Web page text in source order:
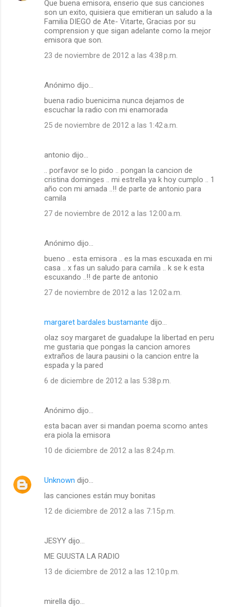
Que buena emisora, enserio que sus canciones
son un exito, quisiera que emitieran un saludo a la
Familia DIEGO de Ate- Vitarte, Gracias por su
comprension y que sigan adelante como la mejor
emisora que son.
23 de noviembre de 2012 a las 4:38 p.m.
Anónimo dijo…
buena radio buenicima nunca dejamos de
escuchar la radio con mi enamorada
25 de noviembre de 2012 a las 1:42 a.m.
antonio dijo…
.. porfavor se lo pido .. pongan la cancion de
cristina dominges .. mi estrella ya k hoy cumplo .. 1
año con mi amada ..!! de parte de antonio para
camila
27 de noviembre de 2012 a las 12:00 a.m.
Anónimo dijo…
bueno .. esta emisora .. es la mas escuxada en mi
casa .. x fas un saludo para camila .. k se k esta
escuxando ..!! de parte de antonio
27 de noviembre de 2012 a las 12:02 a.m.
margaret bardales bustamante dijo…
olaz soy margaret de guadalupe la libertad en peru
me gustaria que pongas la cancion amores
extraños de laura pausini o la cancion entre la
espada y la pared
6 de diciembre de 2012 a las 5:38 p.m.
Anónimo dijo…
esta bacan aver si mandan poema scomo antes
era piola la emisora
10 de diciembre de 2012 a las 8:24 p.m.
Unknown dijo…
las canciones están muy bonitas
12 de diciembre de 2012 a las 7:15 p.m.
JESYY dijo…
ME GUUSTA LA RADIO
13 de diciembre de 2012 a las 12:10 p.m.
mirella dijo…